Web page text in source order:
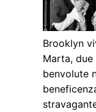
Brooklyn
Marta,
benvolute